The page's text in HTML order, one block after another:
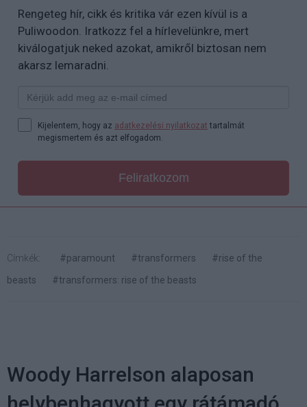
Rengeteg hír, cikk és kritika vár ezen kívül is a
Puliwoodon. Iratkozz fel a hírlevelünkre, mert
kiválogatjuk neked azokat, amikről biztosan nem
akarsz lemaradni.
Kijelentem, hogy az adatkezelési nyilatkozat tartalmát
megismertem és azt elfogadom.
Feliratkozom
Címkék: #paramount #transformers
#rise of the
beasts
#transformers: rise of the beasts
Woody Harrelson alaposan